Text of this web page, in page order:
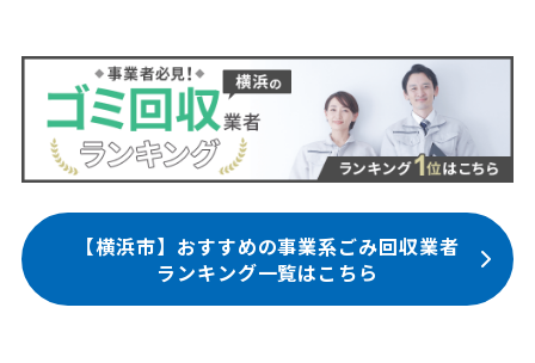
【横浜市】おすすめの事業系ごみ回収業者
ランキング一覧はこちら